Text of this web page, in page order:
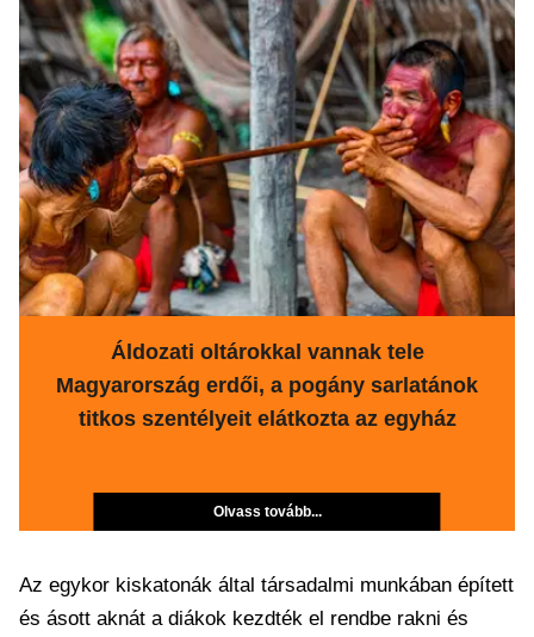
Áldozati oltárokkal vannak tele
Magyarország erdői, a pogány sarlatánok
titkos szentélyeit elátkozta az egyház
Olvass tovább...
Az egykor kiskatonák által társadalmi munkában épített
és ásott aknát a diákok kezdték el rendbe rakni és